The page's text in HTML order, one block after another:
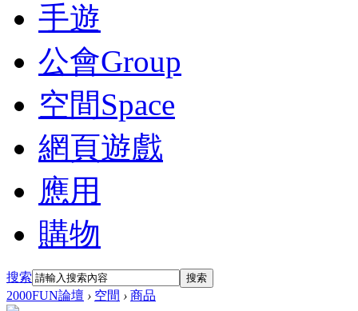
手遊
公會Group
空間Space
網頁遊戲
應用
購物
搜索 搜索
2000FUN論壇 › 空間 › 商品